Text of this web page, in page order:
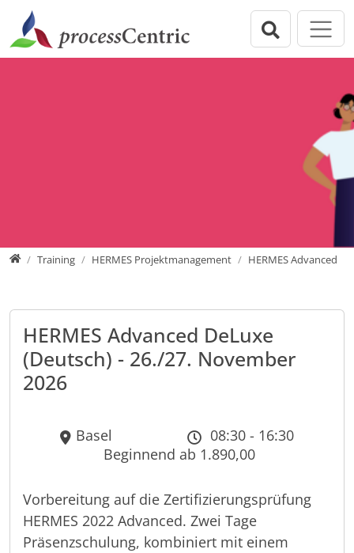
Direkt zur Hauptnavigation springen
Direkt zum Inhalt springen
Zur Unternavigation springen
HomeTraining HERMES Projektmanagement HERMES Advanced
HERMES Advanced DeLuxe
(Deutsch) - 26./27. November
2026
Basel
08:30 - 16:30
Beginnend ab 1.890,00
Vorbereitung auf die Zertifizierungsprüfung
HERMES 2022 Advanced. Zwei Tage
Präsenzschulung, kombiniert mit einem
processCentric GmbH
Willkommen
Über uns